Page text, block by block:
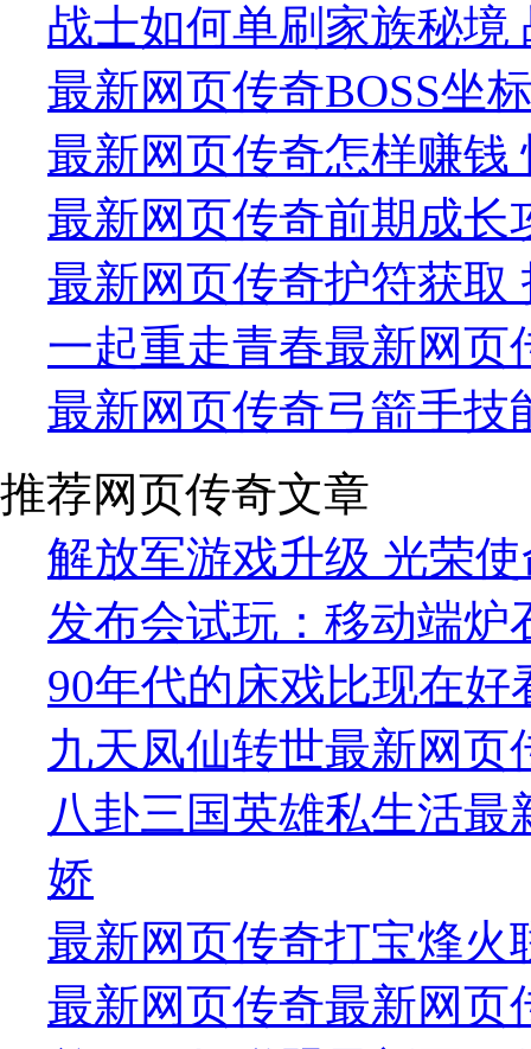
战士如何单刷家族秘境
最新网页传奇BOSS坐
最新网页传奇怎样赚钱
最新网页传奇前期成长
最新网页传奇护符获取
一起重走青春最新网页
最新网页传奇弓箭手技
推荐网页传奇文章
解放军游戏升级 光荣
发布会试玩：移动端炉
90年代的床戏比现在
九天凤仙转世最新网
八卦三国英雄私生活
娇
最新网页传奇打宝烽火
最新网页传奇最新网页